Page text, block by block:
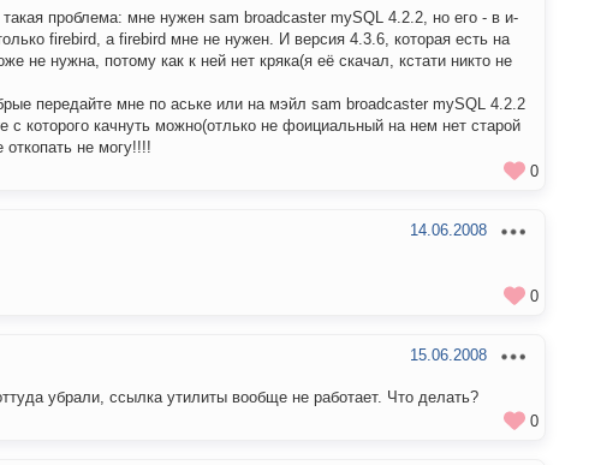
проблема: мне нужен sam broadcaster mySQL 4.2.2, но его - в и-
firebird, а firebird мне не нужен. И версия 4.3.6, которая есть на
не нужна, потому как к ней нет кряка(я её скачал, кстати никто не
передайте мне по аське или на мэйл sam broadcaster mySQL 4.2.2
с которого качнуть можно(отлько не фоициальный на нем нет старой
откопать не могу!!!!
0
14.06.2008
0
15.06.2008
убрали, ссылка утилиты вообще не работает. Что делать?
0